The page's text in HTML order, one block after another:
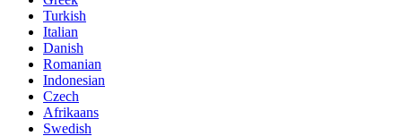
Turkish
Italian
Danish
Romanian
Indonesian
Czech
Afrikaans
Swedish